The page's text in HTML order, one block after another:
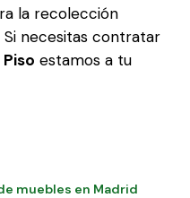
la recolección
necesitas contratar
estamos a tu
muebles en Madrid